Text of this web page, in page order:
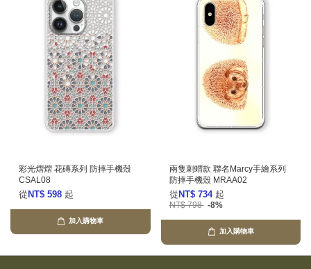
彩光熠熠 花磚系列 防摔手機殼
CSAL08
從 NT$ 598 起
加入購物車
兩隻刺蝟款 聯名Marcy手繪系列
防摔手機殼 MRAA02
從 NT$ 734 起
NT$ 798 -8%
加入購物車